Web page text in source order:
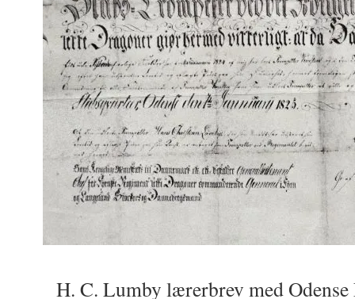
H. C. Lumby lærerbrev med